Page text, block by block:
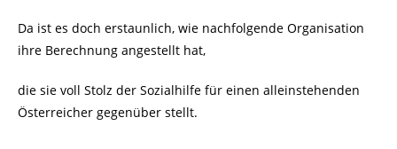
Da ist es doch erstaunlich, wie nachfolgende Organisation
ihre Berechnung angestellt hat,
die sie voll Stolz der Sozialhilfe für einen alleinstehenden
Österreicher gegenüber stellt.